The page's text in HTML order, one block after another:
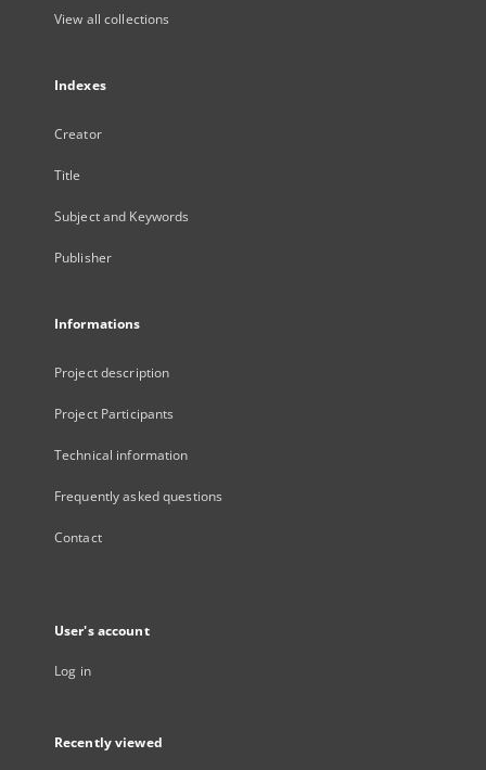
View all collections
Indexes
Creator
Title
Subject and Keywords
Publisher
Informations
Project description
Project Participants
Technical information
Frequently asked questions
Contact
User's account
Log in
Recently viewed